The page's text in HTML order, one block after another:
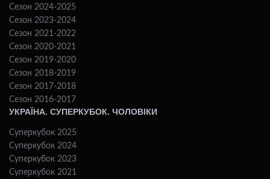
Сезон 2024-2025
Сезон 2023-2024
Сезон 2021-2022
Сезон 2020-2021
Сезон 2019-2020
Сезон 2018-2019
Сезон 2017-2018
Сезон 2016-2017
УКРАЇНА. СУПЕРКУБОК. ЧОЛОВІКИ
Суперкубок 2025
Суперкубок 2024
Суперкубок 2023
Суперкубок 2021